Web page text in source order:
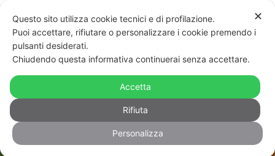
Trento, Corte d’Appello: “Quei bimbi
sono figli anche del padre non
biologico”. È la prima volta per una
coppia gay
✕
Questo sito utilizza cookie tecnici e di profilazione.
Puoi accettare, rifiutare o personalizzare i cookie premendo i
pulsanti desiderati.
Chiudendo questa informativa continuerai senza accettare.
Accetta
Rifiuta
Personalizza